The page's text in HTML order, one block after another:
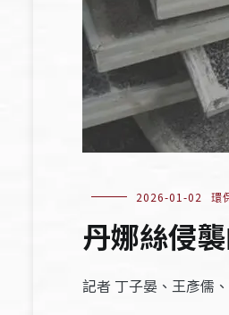
2026-01-02 環
丹娜絲侵
記者 丁子晏、王彥儒